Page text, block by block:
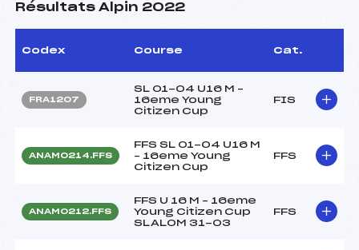
Résultats Alpin 2022
Codex Course Cat.
FRA1207
SL 01-04 U16 M –
16eme Young
Citizen Cup
FIS
ANAM0214.FFS
FFS SL 01-04 U16 M
– 16eme Young
Citizen Cup
FFS
ANAM0212.FFS
FFS U 16 M – 16eme
Young Citizen Cup
SLALOM 31-03
FFS